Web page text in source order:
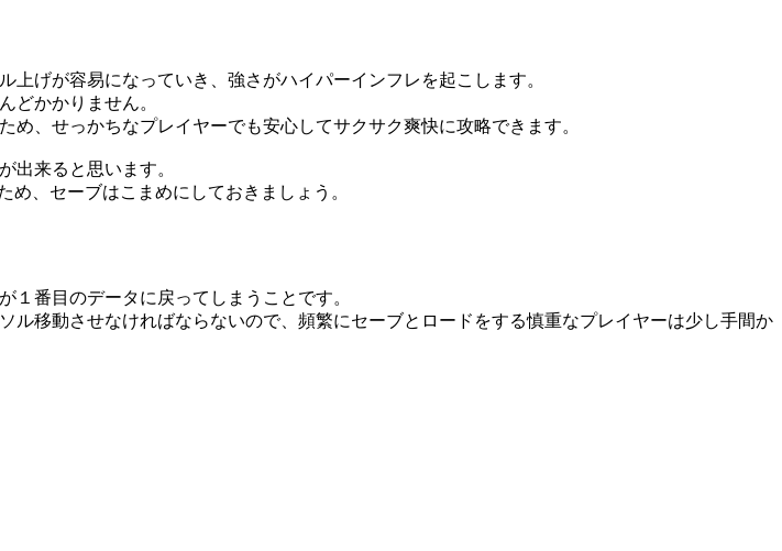
げが容易になっていき、強さがハイパーインフレを起こします。
どかかりません。
、せっかちなプレイヤーでも安心してサクサク爽快に攻略できます。
出来ると思います。
め、セーブはこまめにしておきましょう。
１番目のデータに戻ってしまうことです。
移動させなければならないので、頻繁にセーブとロードをする慎重なプレイヤーは少し手間か